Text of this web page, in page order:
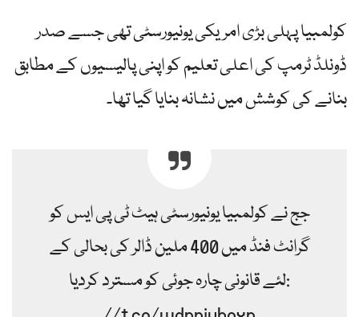
کولمبیا پہلی بڑی امریکی یونیورسٹی تھی جسے صدر
ڈونلڈ ٹرمپ کی اعلی تعلیم کو اپنی پالیسیوں کے مطابق
بنانے کی کوشش میں نشانہ بنایا گیا تھا۔
جج نے کولمبیا یونیورسٹی ہیٹ ٹی پی ایس کو
گرانٹ فنڈ میں 400 ملین ڈالر کی بحالی کے
لئے قانونی چارہ جوئی کو مسترد کردیا: